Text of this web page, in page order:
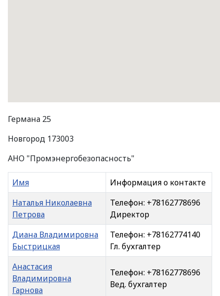
Германа 25
Новгород 173003
АНО "Промэнергобезопасность"
Имя
Информация о контакте
Наталья Николаевна
Петрова
Телефон: +78162778696
Директор
Диана Владимировна
Быстрицкая
Телефон: +78162774140
Гл. бухгалтер
Анастасия
Владимировна
Гарнова
Телефон: +78162778696
Вед. бухгалтер